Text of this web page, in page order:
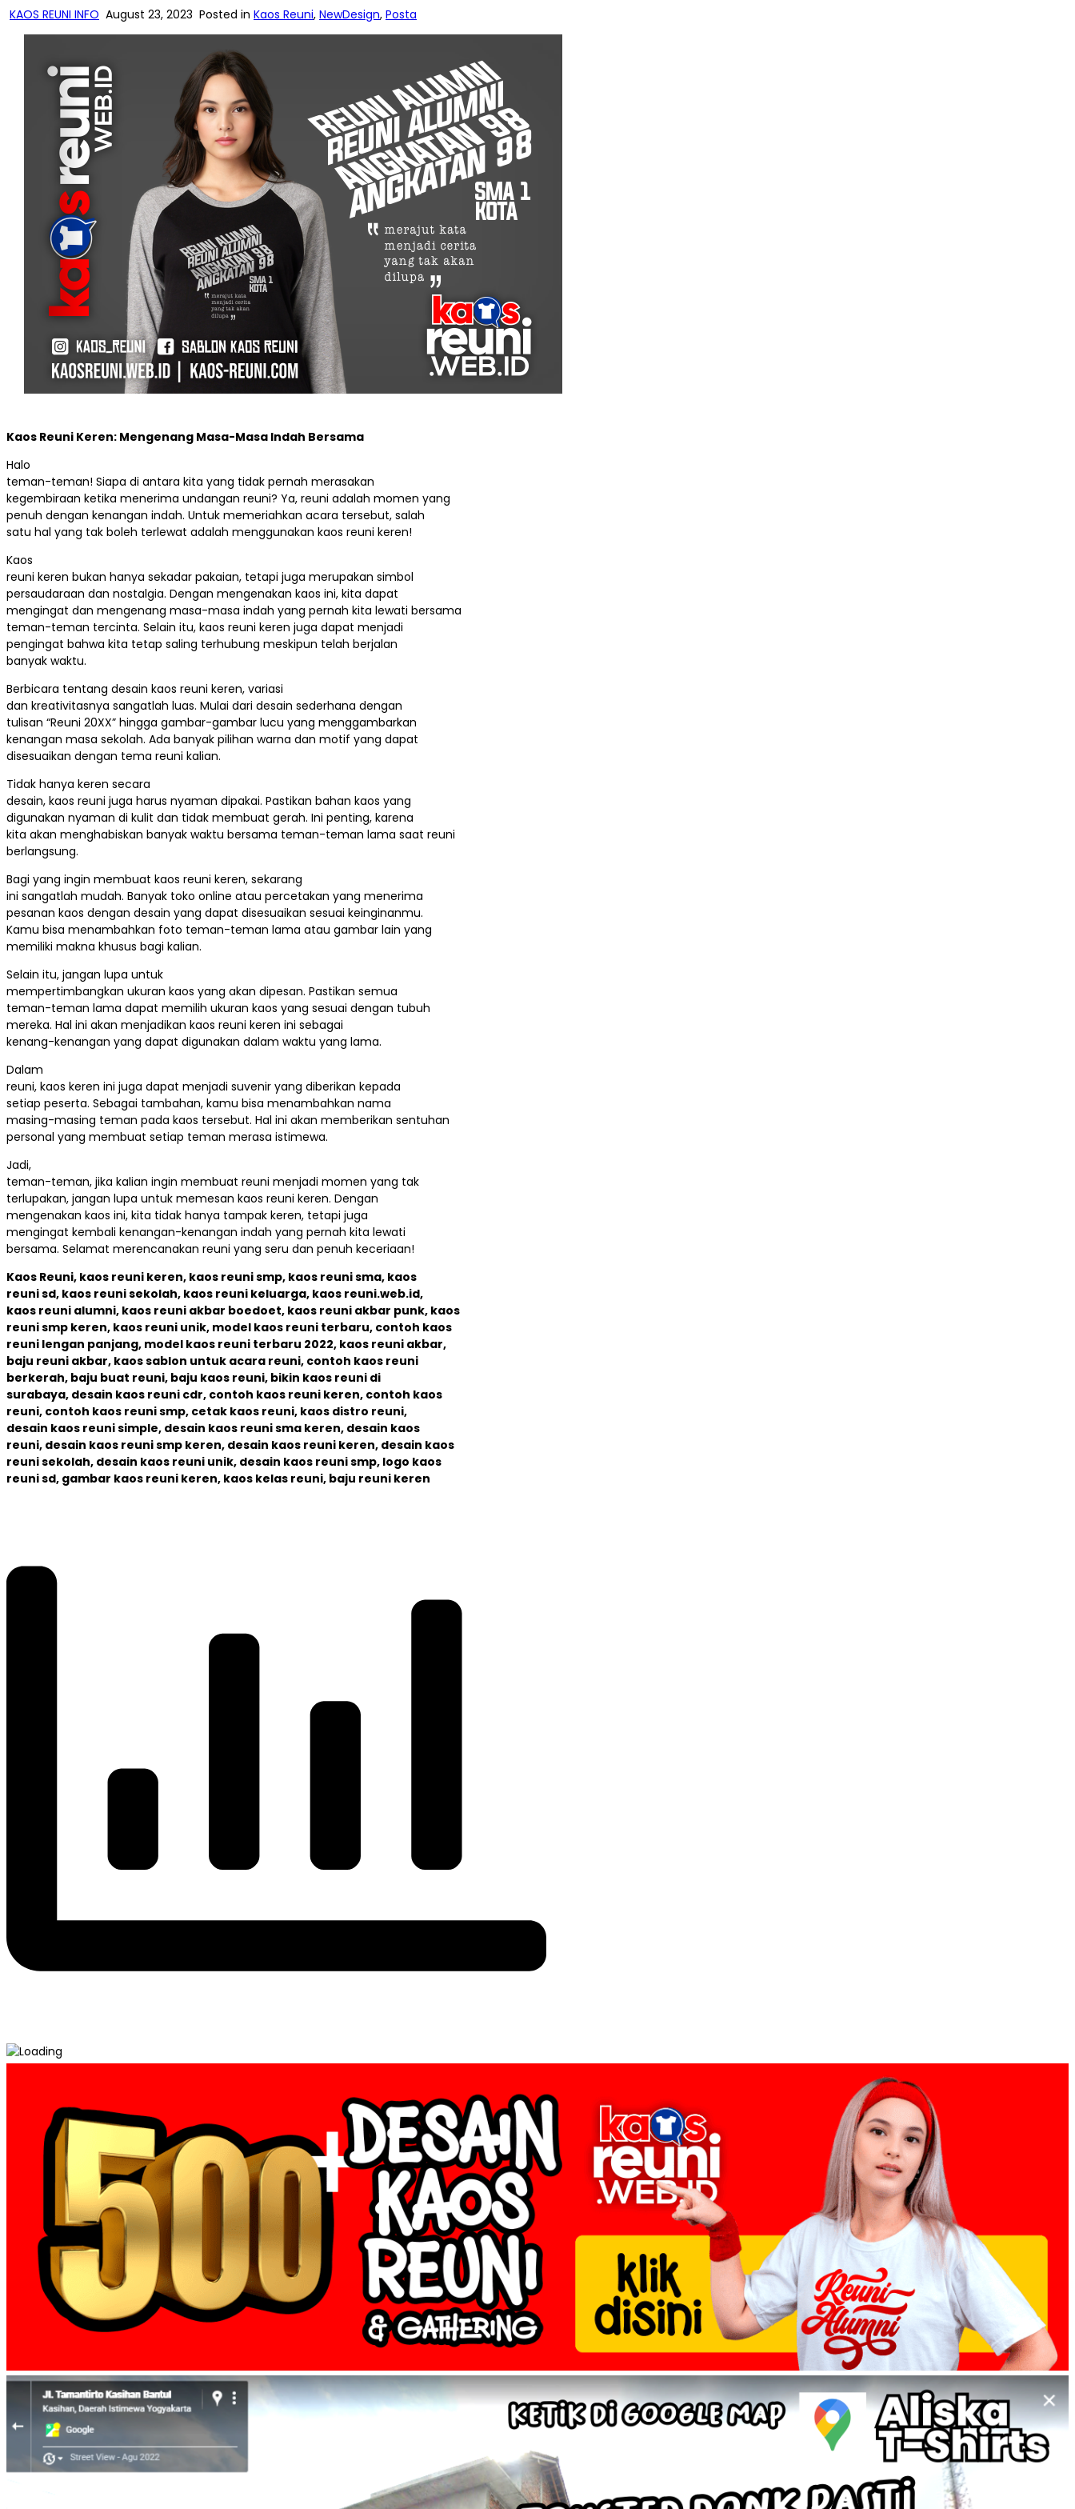
KAOS REUNI INFO August 23, 2023 Posted in Kaos Reuni, NewDesign, Posta
Kaos Reuni Keren: Mengenang Masa-Masa Indah Bersama
Halo
teman-teman! Siapa di antara kita yang tidak pernah merasakan
kegembiraan ketika menerima undangan reuni? Ya, reuni adalah momen yang
penuh dengan kenangan indah. Untuk memeriahkan acara tersebut, salah
satu hal yang tak boleh terlewat adalah menggunakan kaos reuni keren!
Kaos
reuni keren bukan hanya sekadar pakaian, tetapi juga merupakan simbol
persaudaraan dan nostalgia. Dengan mengenakan kaos ini, kita dapat
mengingat dan mengenang masa-masa indah yang pernah kita lewati bersama
teman-teman tercinta. Selain itu, kaos reuni keren juga dapat menjadi
pengingat bahwa kita tetap saling terhubung meskipun telah berjalan
banyak waktu.
Berbicara tentang desain kaos reuni keren, variasi
dan kreativitasnya sangatlah luas. Mulai dari desain sederhana dengan
tulisan “Reuni 20XX” hingga gambar-gambar lucu yang menggambarkan
kenangan masa sekolah. Ada banyak pilihan warna dan motif yang dapat
disesuaikan dengan tema reuni kalian.
Tidak hanya keren secara
desain, kaos reuni juga harus nyaman dipakai. Pastikan bahan kaos yang
digunakan nyaman di kulit dan tidak membuat gerah. Ini penting, karena
kita akan menghabiskan banyak waktu bersama teman-teman lama saat reuni
berlangsung.
Bagi yang ingin membuat kaos reuni keren, sekarang
ini sangatlah mudah. Banyak toko online atau percetakan yang menerima
pesanan kaos dengan desain yang dapat disesuaikan sesuai keinginanmu.
Kamu bisa menambahkan foto teman-teman lama atau gambar lain yang
memiliki makna khusus bagi kalian.
Selain itu, jangan lupa untuk
mempertimbangkan ukuran kaos yang akan dipesan. Pastikan semua
teman-teman lama dapat memilih ukuran kaos yang sesuai dengan tubuh
mereka. Hal ini akan menjadikan kaos reuni keren ini sebagai
kenang-kenangan yang dapat digunakan dalam waktu yang lama.
Dalam
reuni, kaos keren ini juga dapat menjadi suvenir yang diberikan kepada
setiap peserta. Sebagai tambahan, kamu bisa menambahkan nama
masing-masing teman pada kaos tersebut. Hal ini akan memberikan sentuhan
personal yang membuat setiap teman merasa istimewa.
Jadi,
teman-teman, jika kalian ingin membuat reuni menjadi momen yang tak
terlupakan, jangan lupa untuk memesan kaos reuni keren. Dengan
mengenakan kaos ini, kita tidak hanya tampak keren, tetapi juga
mengingat kembali kenangan-kenangan indah yang pernah kita lewati
bersama. Selamat merencanakan reuni yang seru dan penuh keceriaan!
Kaos Reuni, kaos reuni keren, kaos reuni smp, kaos reuni sma, kaos
reuni sd, kaos reuni sekolah, kaos reuni keluarga, kaos reuni.web.id,
kaos reuni alumni, kaos reuni akbar boedoet, kaos reuni akbar punk, kaos
reuni smp keren, kaos reuni unik, model kaos reuni terbaru, contoh kaos
reuni lengan panjang, model kaos reuni terbaru 2022, kaos reuni akbar,
baju reuni akbar, kaos sablon untuk acara reuni, contoh kaos reuni
berkerah, baju buat reuni, baju kaos reuni, bikin kaos reuni di
surabaya, desain kaos reuni cdr, contoh kaos reuni keren, contoh kaos
reuni, contoh kaos reuni smp, cetak kaos reuni, kaos distro reuni,
desain kaos reuni simple, desain kaos reuni sma keren, desain kaos
reuni, desain kaos reuni smp keren, desain kaos reuni keren, desain kaos
reuni sekolah, desain kaos reuni unik, desain kaos reuni smp, logo kaos
reuni sd, gambar kaos reuni keren, kaos kelas reuni, baju reuni keren
navigation